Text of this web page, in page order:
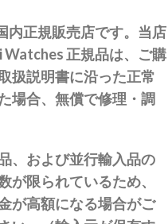
内正規販売店です。当店
正規品は、ご購
扱説明書に沿った正常
場合、無償で修理・調
、および並行輸入品の
が限られているため、
が高額になる場合がご